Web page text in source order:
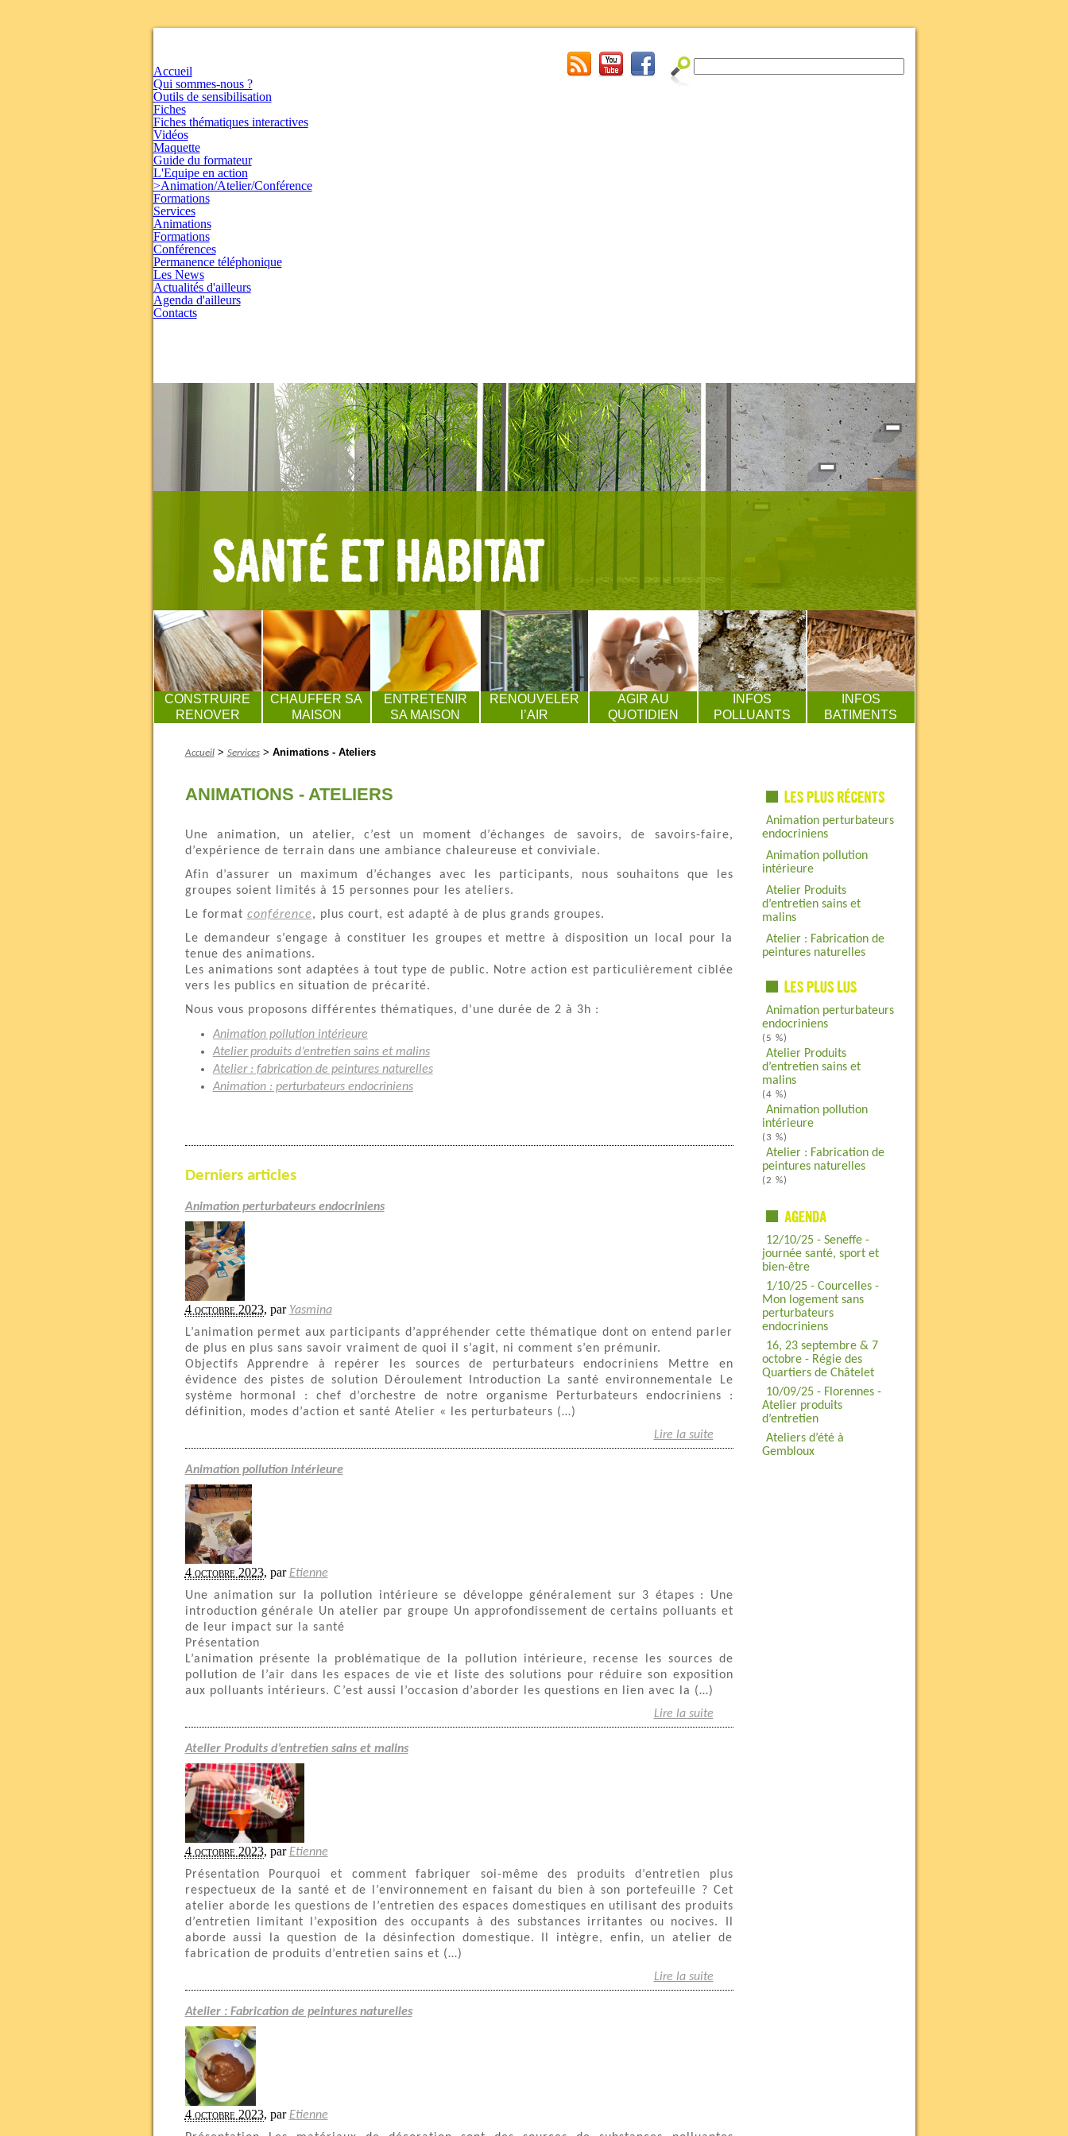
Accueil
Qui sommes-nous ?
Outils de sensibilisation
Fiches
Fiches thématiques interactives
Vidéos
Maquette
Guide du formateur
L'Equipe en action
>Animation/Atelier/Conférence
Formations
Services
Animations
Formations
Conférences
Permanence téléphonique
Les News
Actualités d'ailleurs
Agenda d'ailleurs
Contacts
CONSTRUIRE
RENOVER
CHAUFFER SA
MAISON
ENTRETENIR
SA MAISON
RENOUVELER
l’AIR
AGIR AU
QUOTIDIEN
INFOS
POLLUANTS
INFOS
BATIMENTS
Animation perturbateurs
endocriniens
Animation pollution
intérieure
Atelier Produits
d’entretien sains et
malins
Atelier : Fabrication de
peintures naturelles
Animation perturbateurs
endocriniens
(5 %)
Atelier Produits
d’entretien sains et
malins
(4 %)
Animation pollution
intérieure
(3 %)
Atelier : Fabrication de
peintures naturelles
(2 %)
12/10/25 - Seneffe -
journée santé, sport et
bien-être
1/10/25 - Courcelles -
Mon logement sans
perturbateurs
endocriniens
16, 23 septembre & 7
octobre - Régie des
Quartiers de Châtelet
10/09/25 - Florennes -
Atelier produits
d’entretien
Ateliers d’été à
Gembloux
Accueil> Services> Animations - Ateliers
ANIMATIONS - ATELIERS
Une animation, un atelier, c’est un moment d’échanges de savoirs, de savoirs-faire,
d’expérience de terrain dans une ambiance chaleureuse et conviviale.
Afin d’assurer un maximum d’échanges avec les participants, nous souhaitons que les
groupes soient limités à 15 personnes pour les ateliers.
Le format conférence, plus court, est adapté à de plus grands groupes.
Le demandeur s’engage à constituer les groupes et mettre à disposition un local pour la
tenue des animations.
Les animations sont adaptées à tout type de public. Notre action est particulièrement ciblée
vers les publics en situation de précarité.
Nous vous proposons différentes thématiques, d’une durée de 2 à 3h :
Animation pollution intérieure
Atelier produits d’entretien sains et malins
Atelier : fabrication de peintures naturelles
Animation : perturbateurs endocriniens
Derniers articles
Animation perturbateurs endocriniens
4 octobre 2023, par Yasmina
L’animation permet aux participants d’appréhender cette thématique dont on entend parler
de plus en plus sans savoir vraiment de quoi il s’agit, ni comment s’en prémunir.
Objectifs Apprendre à repérer les sources de perturbateurs endocriniens Mettre en
évidence des pistes de solution Déroulement Introduction La santé environnementale Le
système hormonal : chef d’orchestre de notre organisme Perturbateurs endocriniens :
définition, modes d’action et santé Atelier « les perturbateurs (…)
Lire la suite
Animation pollution intérieure
4 octobre 2023, parEtienne
Une animation sur la pollution intérieure se développe généralement sur 3 étapes : Une
introduction générale Un atelier par groupe Un approfondissement de certains polluants et
de leur impact sur la santé
Présentation
L’animation présente la problématique de la pollution intérieure, recense les sources de
pollution de l’air dans les espaces de vie et liste des solutions pour réduire son exposition
aux polluants intérieurs. C’est aussi l’occasion d’aborder les questions en lien avec la (…)
Lire la suite
Atelier Produits d’entretien sains et malins
4 octobre 2023, parEtienne
Présentation Pourquoi et comment fabriquer soi-même des produits d’entretien plus
respectueux de la santé et de l’environnement en faisant du bien à son portefeuille ? Cet
atelier aborde les questions de l’entretien des espaces domestiques en utilisant des produits
d’entretien limitant l’exposition des occupants à des substances irritantes ou nocives. Il
aborde aussi la question de la désinfection domestique. Il intègre, enfin, un atelier de
fabrication de produits d’entretien sains et (…)
Lire la suite
Atelier : Fabrication de peintures naturelles
4 octobre 2023, parEtienne